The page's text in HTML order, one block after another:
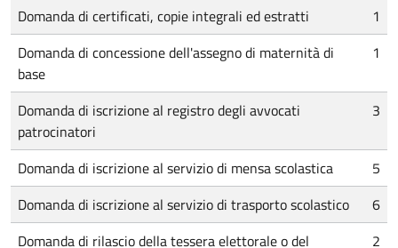
Domanda di certificati, copie integrali ed estratti
1
Domanda di concessione dell'assegno di maternità di
base
1
Domanda di iscrizione al registro degli avvocati
patrocinatori
3
Domanda di iscrizione al servizio di mensa scolastica
5
Domanda di iscrizione al servizio di trasporto scolastico
6
Domanda di rilascio della tessera elettorale o del
2